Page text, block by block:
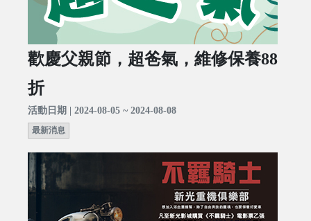
歡慶父親節，超爸氣，維修保養88
折
活動日期 | 2024-08-05 ~ 2024-08-08
最新消息